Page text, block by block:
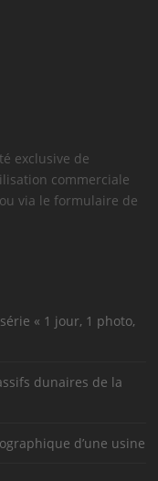
exclusive de
commerciale
via le formulaire de
« 1 jour, 1 photo,
dunaires de la
d’une usine